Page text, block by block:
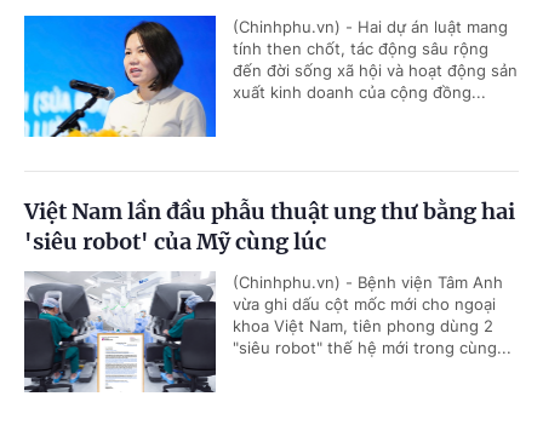
(Chinhphu.vn) - Hai dự án luật mang
tính then chốt, tác động sâu rộng
đến đời sống xã hội và hoạt động sản
xuất kinh doanh của cộng đồng...
Việt Nam lần đầu phẫu thuật ung thư bằng hai
'siêu robot' của Mỹ cùng lúc
(Chinhphu.vn) - Bệnh viện Tâm Anh
vừa ghi dấu cột mốc mới cho ngoại
khoa Việt Nam, tiên phong dùng 2
"siêu robot" thế hệ mới trong cùng...